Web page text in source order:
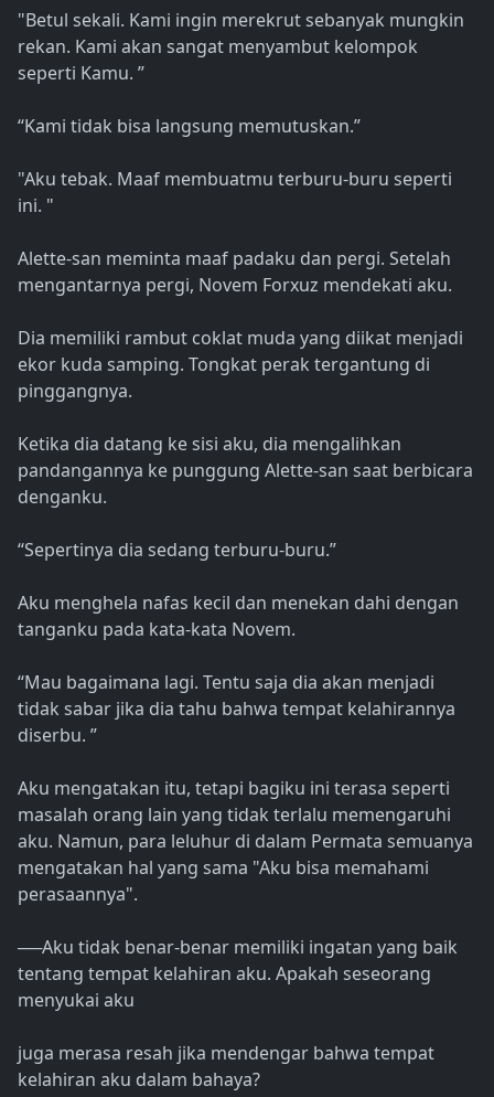
"Betul sekali. Kami ingin merekrut sebanyak mungkin
rekan. Kami akan sangat menyambut kelompok
seperti Kamu. ”
“Kami tidak bisa langsung memutuskan.”
"Aku tebak. Maaf membuatmu terburu-buru seperti
ini. "
Alette-san meminta maaf padaku dan pergi. Setelah
mengantarnya pergi, Novem Forxuz mendekati aku.
Dia memiliki rambut coklat muda yang diikat menjadi
ekor kuda samping. Tongkat perak tergantung di
pinggangnya.
Ketika dia datang ke sisi aku, dia mengalihkan
pandangannya ke punggung Alette-san saat berbicara
denganku.
“Sepertinya dia sedang terburu-buru.”
Aku menghela nafas kecil dan menekan dahi dengan
tanganku pada kata-kata Novem.
“Mau bagaimana lagi. Tentu saja dia akan menjadi
tidak sabar jika dia tahu bahwa tempat kelahirannya
diserbu. ”
Aku mengatakan itu, tetapi bagiku ini terasa seperti
masalah orang lain yang tidak terlalu memengaruhi
aku. Namun, para leluhur di dalam Permata semuanya
mengatakan hal yang sama "Aku bisa memahami
perasaannya".
──Aku tidak benar-benar memiliki ingatan yang baik
tentang tempat kelahiran aku. Apakah seseorang
menyukai aku
juga merasa resah jika mendengar bahwa tempat
kelahiran aku dalam bahaya?